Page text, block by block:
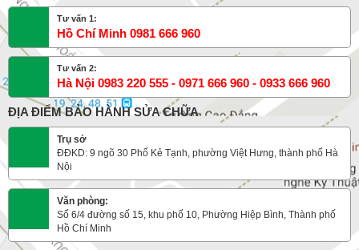
Tư vấn 1:
Hồ Chí Minh 0981 666 960
Tư vấn 2:
Hà Nội 0983 220 555 - 0971 666 960 - 0933 666 960
ĐỊA ĐIỂM BẢO HÀNH SỬA CHỮA
Trụ sở
ĐĐKD: 9 ngõ 30 Phố Kẻ Tạnh, phường Việt Hưng, thành phố Hà
Nội
Văn phòng:
Số 6/4 đường số 15, khu phố 10, Phường Hiệp Bình, Thành phố
Hồ Chí Minh